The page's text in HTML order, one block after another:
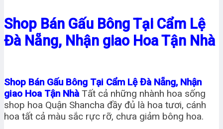
Shop Bán Gấu Bông Tại Cẩm Lệ
Đà Nẵng, Nhận giao Hoa Tận Nhà
Shop Bán Gấu Bông Tại Cẩm Lệ Đà Nẵng, Nhận
giao Hoa Tận Nhà Tất cả những nhành hoa sống
shop hoa Quận Shancha đầy đủ là hoa tươi, cánh
hoa tất cả màu sắc rực rỡ, chưa giảm bông hoa.